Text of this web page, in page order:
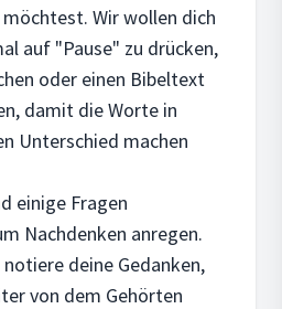
Wir wollen dich
auf "Pause" zu drücken,
oder einen Bibeltext
damit die Worte in
Unterschied machen
einige Fragen
Nachdenken anregen.
deine Gedanken,
von dem Gehörten